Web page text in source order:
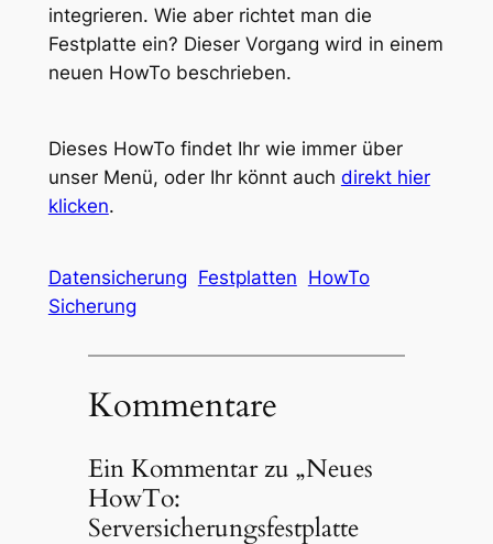
integrieren. Wie aber richtet man die
Festplatte ein? Dieser Vorgang wird in einem
neuen HowTo beschrieben.
Dieses HowTo findet Ihr wie immer über
unser Menü, oder Ihr könnt auch direkt hier
klicken.
Datensicherung Festplatten HowTo
Sicherung
Kommentare
Ein Kommentar zu „Neues
HowTo:
Serversicherungsfestplatte